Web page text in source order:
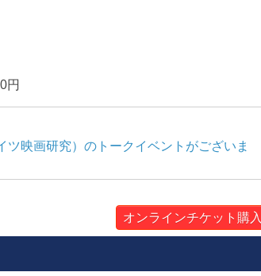
円
映画研究）のトークイベントがございま
オンラインチケット購入